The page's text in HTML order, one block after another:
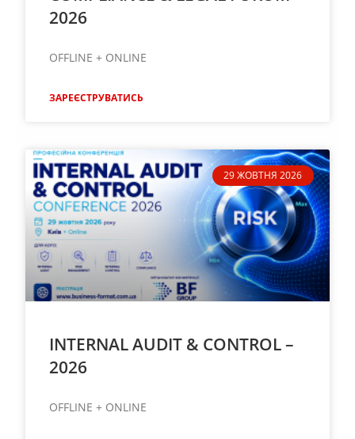
2026
OFFLINE + ONLINE
ЗАРЕЄСТРУВАТИСЬ
29 ЖОВТНЯ 2026
INTERNAL AUDIT & CONTROL –
2026
OFFLINE + ONLINE